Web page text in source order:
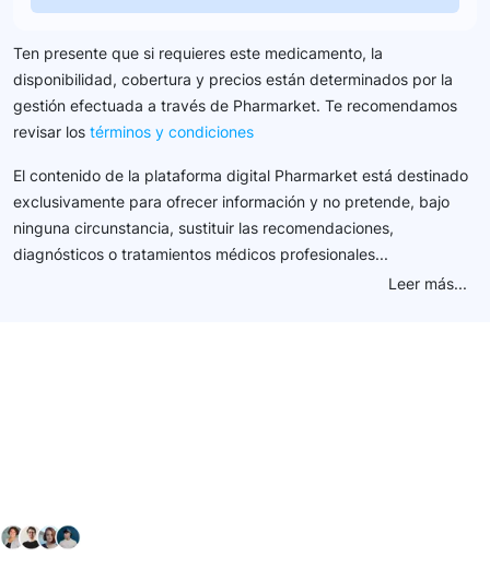
Ten presente que si requieres este medicamento, la
disponibilidad, cobertura y precios están determinados por la
gestión efectuada a través de Pharmarket. Te recomendamos
revisar los términos y condiciones
El contenido de la plataforma digital Pharmarket está destinado
exclusivamente para ofrecer información y no pretende, bajo
ninguna circunstancia, sustituir las recomendaciones,
diagnósticos o tratamientos médicos profesionales...
Leer más...